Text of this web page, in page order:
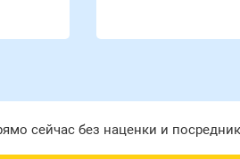
сейчас без наценки и